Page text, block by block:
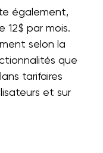
également,
12$ par mois.
selon la
que
tarifaires
et sur